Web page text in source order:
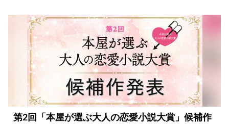
第2回「本屋が選ぶ大人の恋愛小説大賞」候補作